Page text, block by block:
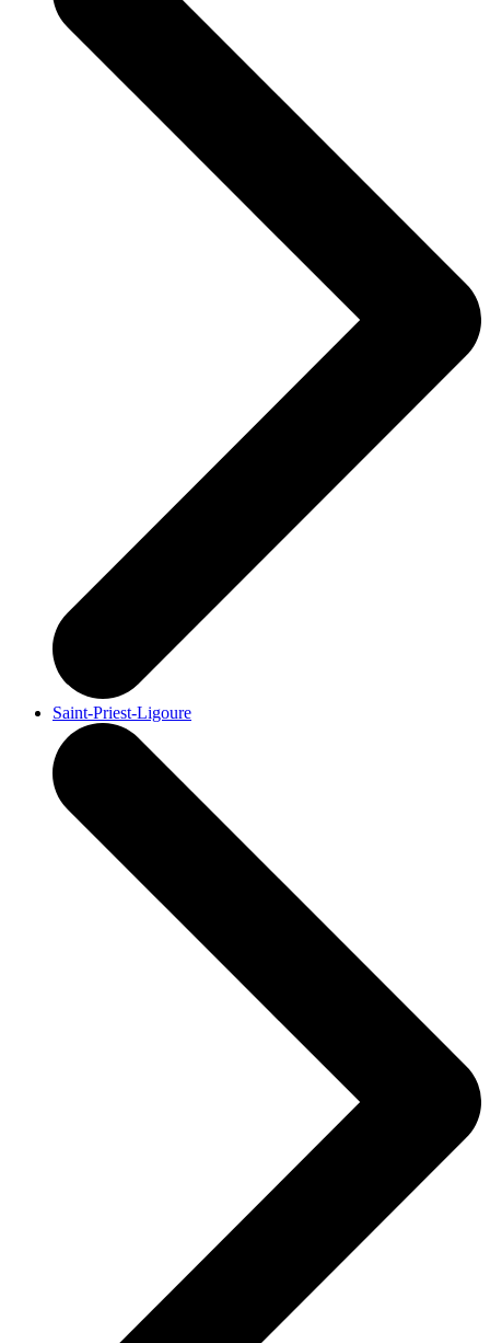
Saint-Priest-Ligoure